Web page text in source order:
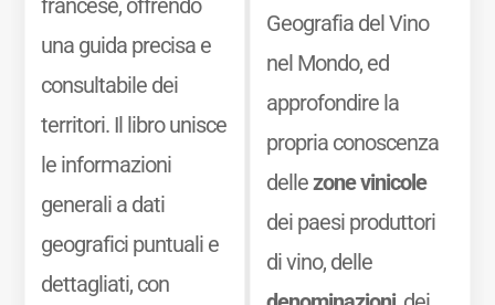
una guida precisa e
consultabile dei
territori. Il libro unisce
le informazioni
generali a dati
geografici puntuali e
dettagliati, con
Geografia del Vino
nel Mondo, ed
approfondire la
propria conoscenza
dellezone vinicole
dei paesi produttori
di vino, delle